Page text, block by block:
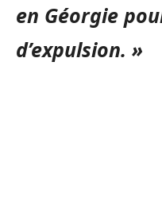
en Géorgie
d’expulsion. »